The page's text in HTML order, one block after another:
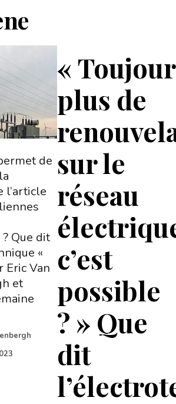
«
plus de
sur le
réseau
c’est
possible
? » Que
dit
de
l’article
Que dit
«
Eric Van
et